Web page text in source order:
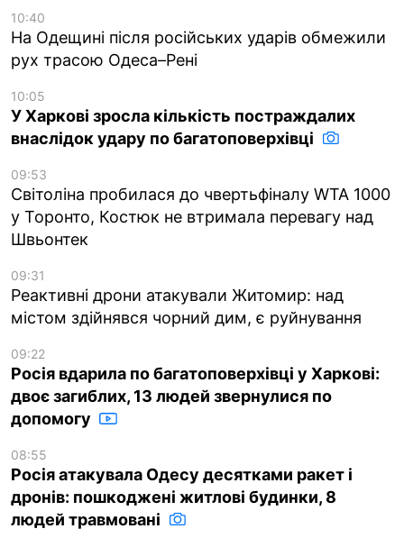
10:40
На Одещині після російських ударів обмежили
рух трасою Одеса–Рені
10:05
У Харкові зросла кількість постраждалих
внаслідок удару по багатоповерхівці
09:53
Світоліна пробилася до чвертьфіналу WTA 1000
у Торонто, Костюк не втримала перевагу над
Швьонтек
09:31
Реактивні дрони атакували Житомир: над
містом здійнявся чорний дим, є руйнування
09:22
Росія вдарила по багатоповерхівці у Харкові:
двоє загиблих, 13 людей звернулися по
допомогу
08:55
Росія атакувала Одесу десятками ракет і
дронів: пошкоджені житлові будинки, 8
людей травмовані